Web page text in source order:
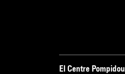
El Centre Pompidou